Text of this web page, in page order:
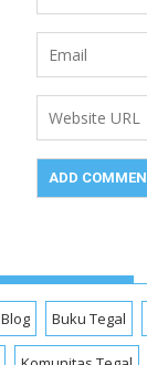
Blog Buku Tegal